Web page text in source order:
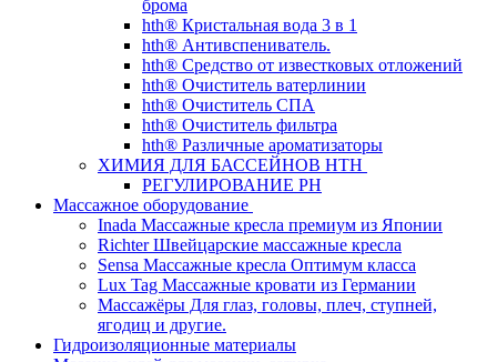
брома
hth® Кристальная вода 3 в 1
hth® Антивспениватель.
hth® Средство от известковых отложений
hth® Очиститель ватерлинии
hth® Очиститель СПА
hth® Очиститель фильтра
hth® Различные ароматизаторы
ХИМИЯ ДЛЯ БАССЕЙНОВ HTH
РЕГУЛИРОВАНИЕ PH
Массажное оборудование
Inada Массажные кресла премиум из Японии
Richter Швейцарские массажные кресла
Sensа Массажные кресла Оптимум класса
Lux Tag Массажные кровати из Германии
Массажёры Для глаз, головы, плеч, ступней,
ягодиц и другие.
Гидроизоляционные материалы